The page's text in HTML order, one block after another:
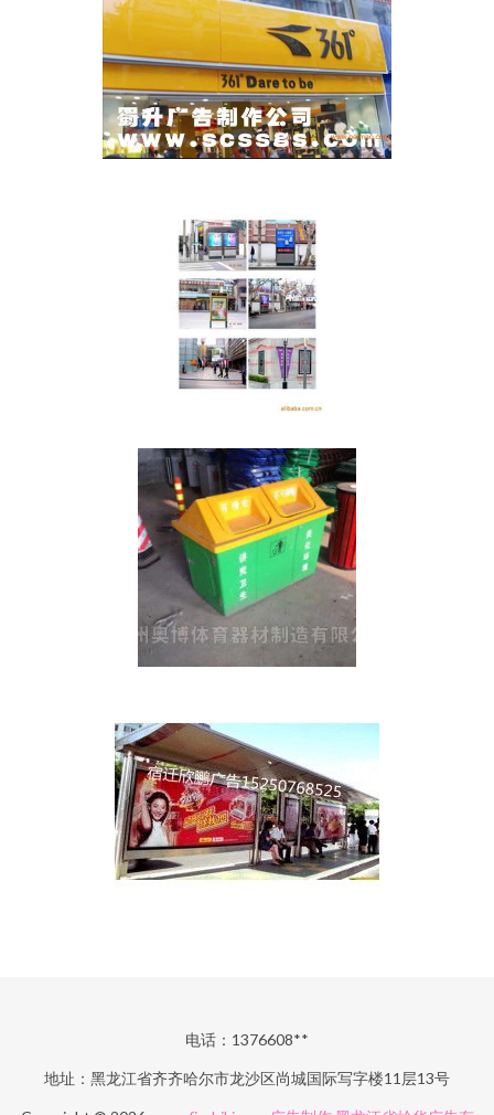
电话：1376608**
地址：黑龙江省齐齐哈尔市龙沙区尚城国际写字楼11层13号